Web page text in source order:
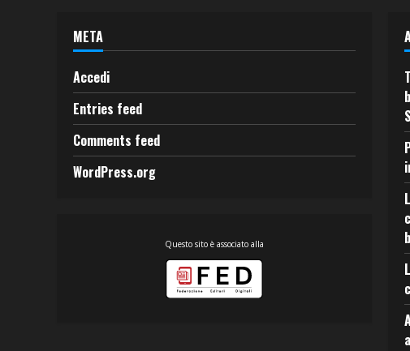
META
Accedi
Entries feed
Comments feed
WordPress.org
Questo sito è associato alla